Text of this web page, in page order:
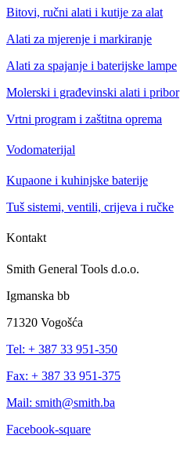
Bitovi, ručni alati i kutije za alat
Alati za mjerenje i markiranje
Alati za spajanje i baterijske lampe
Molerski i građevinski alati i pribor
Vrtni program i zaštitna oprema
Vodomaterijal
Kupaone i kuhinjske baterije
Tuš sistemi, ventili, crijeva i ručke
Kontakt
Smith General Tools d.o.o.
Igmanska bb
71320 Vogošća
Tel: + 387 33 951-350
Fax: + 387 33 951-375
Mail: smith@smith.ba
Facebook-square